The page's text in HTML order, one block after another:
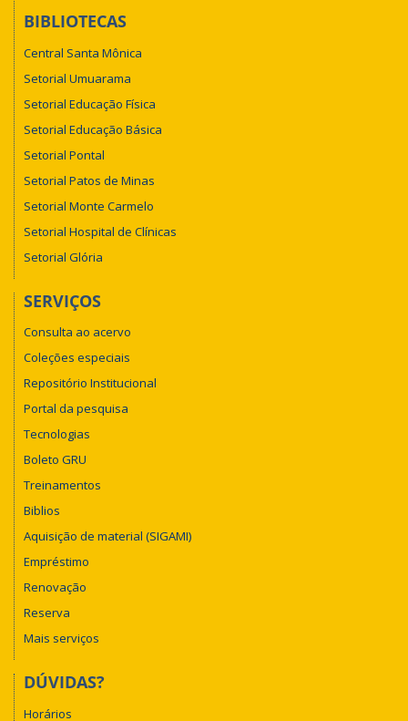
BIBLIOTECAS
Central Santa Mônica
Setorial Umuarama
Setorial Educação Física
Setorial Educação Básica
Setorial Pontal
Setorial Patos de Minas
Setorial Monte Carmelo
Setorial Hospital de Clínicas
Setorial Glória
SERVIÇOS
Consulta ao acervo
Coleções especiais
Repositório Institucional
Portal da pesquisa
Tecnologias
Boleto GRU
Treinamentos
Biblios
Aquisição de material (SIGAMI)
Empréstimo
Renovação
Reserva
Mais serviços
DÚVIDAS?
Horários